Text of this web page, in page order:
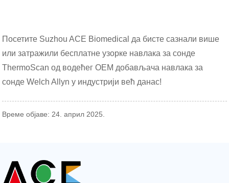
Посетите Suzhou ACE Biomedical да бисте сазнали више
или затражили бесплатне узорке навлака за сонде
ThermoScan од водећег OEM добављача навлака за
сонде Welch Allyn у индустрији већ данас!
Време објаве: 24. април 2025.